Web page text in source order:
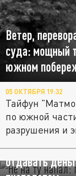
Ветер,
суда: мощный
южном
05 ОКТЯБРЯ 19:32
Тайфун
по южной
разрушения и
Не на ту
отдавать